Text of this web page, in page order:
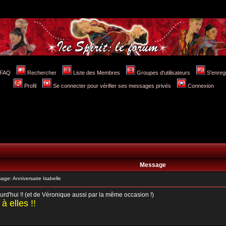
FAQ Rechercher Liste des Membres Groupes d'utilisateurs
Profil Se connecter pour vérifier ses messages privés Connexion
Message
Anniversaire Isabelle
!! (et de Véronique aussi par la même occasion !)
elles !!